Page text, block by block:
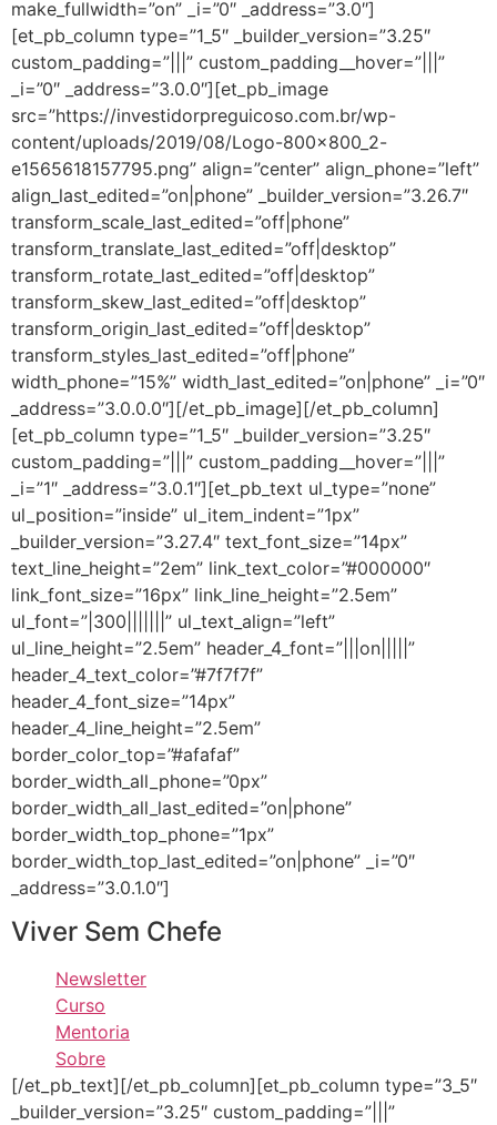
make_fullwidth=”on” _i=”0″ _address=”3.0″]
[et_pb_column type=”1_5″ _builder_version=”3.25″
custom_padding=”|||” custom_padding__hover=”|||”
_i=”0″ _address=”3.0.0″][et_pb_image
src=”https://investidorpreguicoso.com.br/wp-
content/uploads/2019/08/Logo-800x800_2-
e1565618157795.png” align=”center” align_phone=”left”
align_last_edited=”on|phone” _builder_version=”3.26.7″
transform_scale_last_edited=”off|phone”
transform_translate_last_edited=”off|desktop”
transform_rotate_last_edited=”off|desktop”
transform_skew_last_edited=”off|desktop”
transform_origin_last_edited=”off|desktop”
transform_styles_last_edited=”off|phone”
width_phone=”15%” width_last_edited=”on|phone” _i=”0″
_address=”3.0.0.0″][/et_pb_image][/et_pb_column]
[et_pb_column type=”1_5″ _builder_version=”3.25″
custom_padding=”|||” custom_padding__hover=”|||”
_i=”1″ _address=”3.0.1″][et_pb_text ul_type=”none”
ul_position=”inside” ul_item_indent=”1px”
_builder_version=”3.27.4″ text_font_size=”14px”
text_line_height=”2em” link_text_color=”#000000″
link_font_size=”16px” link_line_height=”2.5em”
ul_font=”|300|||||||” ul_text_align=”left”
ul_line_height=”2.5em” header_4_font=”|||on|||||”
header_4_text_color=”#7f7f7f”
header_4_font_size=”14px”
header_4_line_height=”2.5em”
border_color_top=”#afafaf”
border_width_all_phone=”0px”
border_width_all_last_edited=”on|phone”
border_width_top_phone=”1px”
border_width_top_last_edited=”on|phone” _i=”0″
_address=”3.0.1.0″]
Viver Sem Chefe
Newsletter
Curso
Mentoria
Sobre
[/et_pb_text][/et_pb_column][et_pb_column type=”3_5″
_builder_version=”3.25″ custom_padding=”|||”